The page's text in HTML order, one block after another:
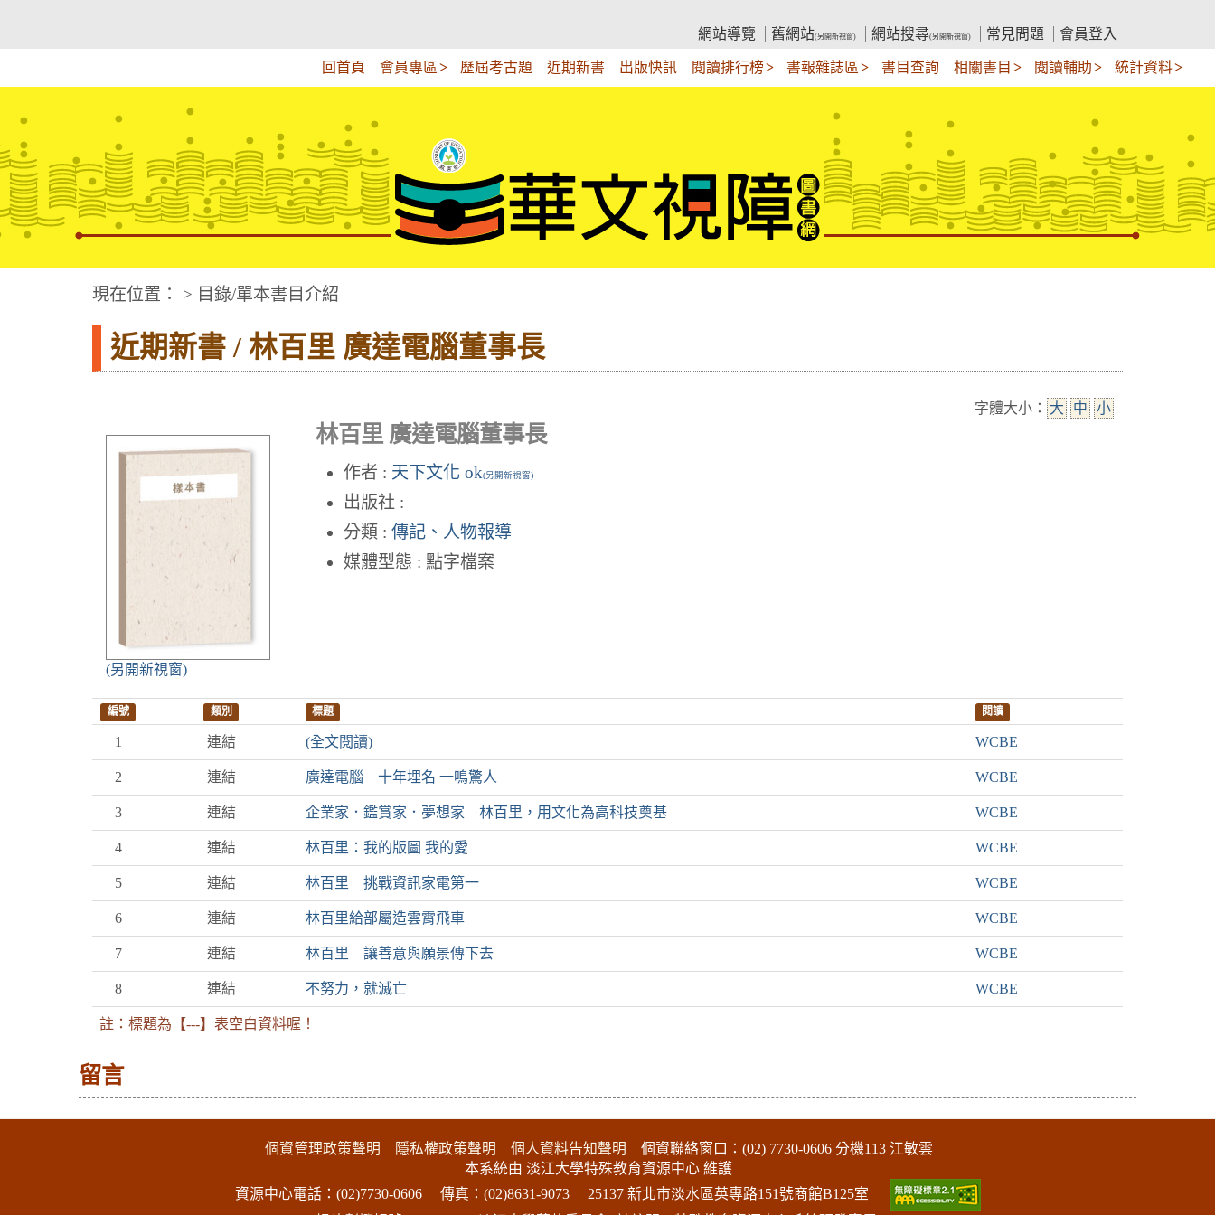
內
網站導覽
舊網站(另開新視窗) 網站搜尋(另開新視窗) 常見問題 會員登入
回首頁 會員專區 歷屆考古題 近期新書 出版快訊 閱讀排行榜 書報雜誌區 書目查詢 相關書目 閱讀輔助 統計資料
華文視障電子圖書網
現在位置： > 目錄/單本書目介紹
近期新書 / 林百里 廣達電腦董事長
字體大小： 大 中 小
(另開新視窗)
林百里 廣達電腦董事長
作者 : 天下文化 ok(另開新視窗)
出版社 :
分類 : 傳記、人物報導
媒體型態 : 點字檔案
編號 類別 標題 閱讀
1 連結 (全文閱讀) WCBE
2 連結 廣達電腦 十年埋名 一鳴驚人 WCBE
3 連結 企業家．鑑賞家．夢想家 林百里，用文化為高科技奠基 WCBE
4 連結 林百里：我的版圖 我的愛 WCBE
5 連結 林百里 挑戰資訊家電第一 WCBE
6 連結 林百里給部屬造雲霄飛車 WCBE
7 連結 林百里 讓善意與願景傳下去 WCBE
8 連結 不努力，就滅亡 WCBE
註：標題為【---】表空白資料喔！
留言
個資管理政策聲明 隱私權政策聲明 個人資料告知聲明 個資聯絡窗口：(02) 7730-0606 分機113 江敏雲
本系統由 淡江大學特殊教育資源中心 維護
資源中心電話：(02)7730-0606
傳真：(02)8631-9073
25137 新北市淡水區英專路151號商館B125室